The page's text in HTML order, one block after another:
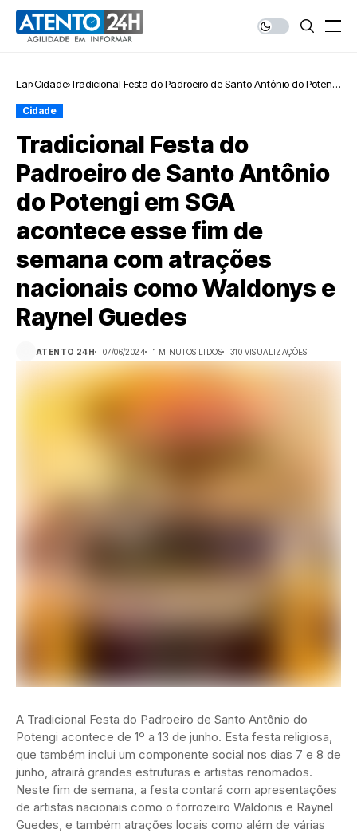
Lar Cidade Tradicional Festa do Padroeiro de Santo Antônio do Potengi
Cidade
Tradicional Festa do
Padroeiro de Santo Antônio
do Potengi em SGA
acontece esse fim de
semana com atrações
nacionais como Waldonys e
Raynel Guedes
ATENTO 24H 07/06/2024 1 MINUTOS LIDOS 310 VISUALIZAÇÕES
A Tradicional Festa do Padroeiro de Santo Antônio do
Potengi acontece de 1º a 13 de junho. Esta festa religiosa,
que também inclui um componente social nos dias 7 e 8 de
junho, atrairá grandes estruturas e artistas renomados.
Neste fim de semana, a festa contará com apresentações
de artistas nacionais como o forrozeiro Waldonis e Raynel
Guedes, e também atrações locais como além de várias